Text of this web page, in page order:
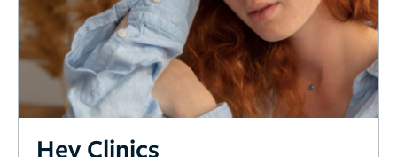
Hey Clinics